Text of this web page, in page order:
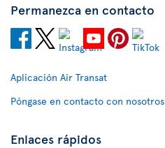
Permanezca en contacto
Aplicación Air Transat
Póngase en contacto con nosotros
Enlaces rápidos